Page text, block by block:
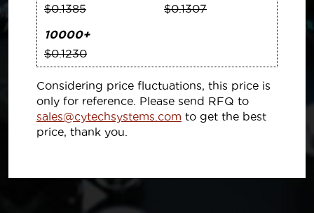
$0.1385
$0.1307
10000+
$0.1230
Considering price fluctuations, this price is
only for reference. Please send RFQ to
sales@cytechsystems.com to get the best
price, thank you.